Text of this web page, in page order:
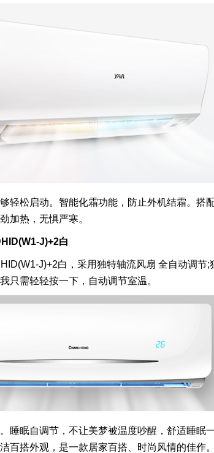
轻松启动。智能化霜功能，防止外机结霜。搭
加热，无惧严寒。
J)+2白
J)+2白，采用独特轴流风扇 全自动调节;
只需轻轻按一下，自动调节室温。
睡眠自调节，不让美梦被温度吵醒，舒适睡眠
百搭外观，是一款居家百搭、时尚风情的佳作。